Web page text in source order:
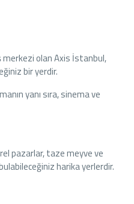
merkezi olan Axis İstanbul,
bir yerdir.
yanı sıra, sinema ve
pazarlar, taze meyve ve
harika yerlerdir.